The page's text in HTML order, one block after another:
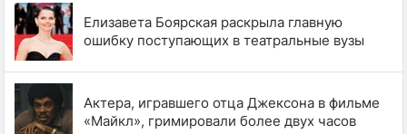
Елизавета Боярская раскрыла главную
ошибку поступающих в театральные вузы
Актера, игравшего отца Джексона в фильме
«Майкл», гримировали более двух часов